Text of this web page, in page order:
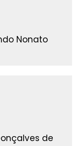
Nonato
de